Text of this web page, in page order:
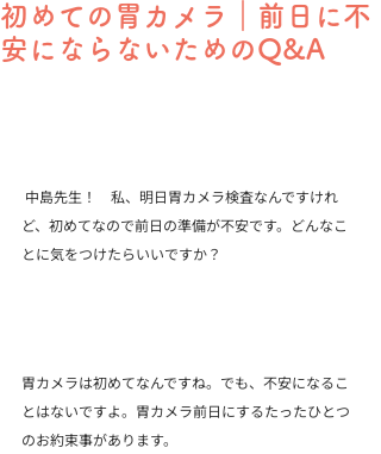
初めての胃カメラ｜前日に不
安にならないためのQ&A
ど、初めてなので前日の準備が不安です。どんなこ
とに気をつけたらいいですか？
胃カメラは初めてなんですね。でも、不安になるこ
とはないですよ。胃カメラ前日にするたったひとつ
のお約束事があります。